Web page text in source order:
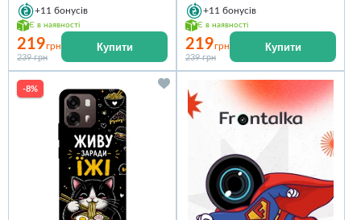
+11 бонусів
Є в наявності
219грн
239 грн
Купити
+11 бонусів
Є в наявності
219грн
239 грн
Купити
-8%